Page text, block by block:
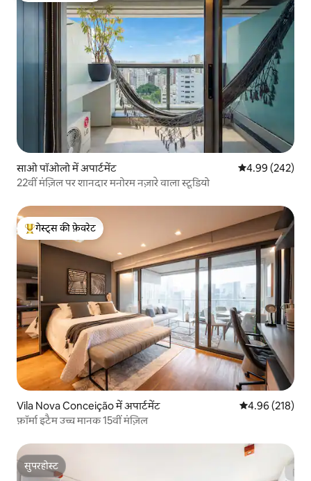
साओ पॉओलो में अपार्टमेंट औसत रेटिंग 5 में से
4.99 (242)
22वीं मंज़िल पर शानदार मनोरम नज़ारे वाला स्टूडियो
गेस्ट्स का टॉप फ़ेवरेट
गेस्ट्स की फ़ेवरेट
Vila Nova Conceição में अपार्टमेंट औसत रेटिंग 5 में से
4.96 (218)
फ़ॉर्मा इटैम उच्च मानक 15वीं मंज़िल
सुपरहोस्ट
सुपरहोस्ट